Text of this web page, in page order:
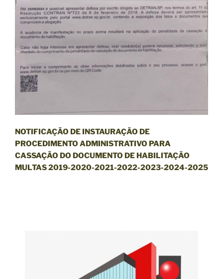
NOTIFICAÇÃO DE INSTAURAÇÃO DE
PROCEDIMENTO ADMINISTRATIVO PARA
CASSAÇÃO DO DOCUMENTO DE HABILITAÇÃO
MULTAS 2019-2020-2021-2022-2023-2024-2025